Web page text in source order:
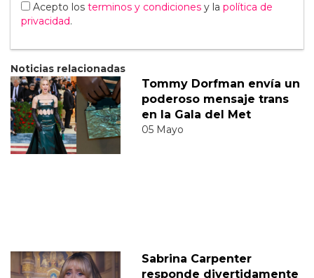
Acepto los terminos y condiciones y la política de
privacidad.
Noticias relacionadas
Tommy Dorfman envía un
poderoso mensaje trans
en la Gala del Met
05 Mayo
Sabrina Carpenter
responde divertidamente